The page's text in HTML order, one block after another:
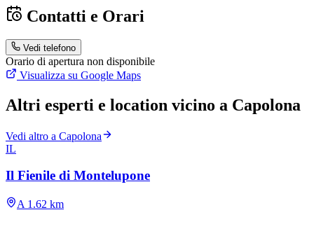
Contatti e Orari
Vedi telefono
Orario di apertura non disponibile
Visualizza su Google Maps
Altri esperti e location vicino a Capolona
Vedi altro a Capolona
IL
Il Fienile di Montelupone
A 1.62 km